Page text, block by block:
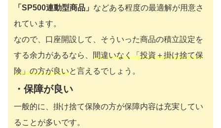
「SP500連動型商品」 などある程度の最適解が用意さ
れています。
なので、口座開設して、そういった商品の積立設定を
する余力があるなら、 間違いなく「投資＋掛け捨て保
険」の方が良いと言えるでしょう。
・保障が良い
一般的に、掛け捨て保険の方が保障内容は充実してい
ることが多いです。